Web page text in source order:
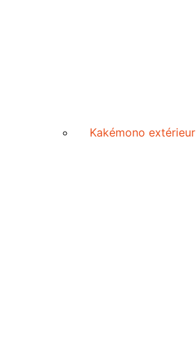
Kakémono extérieur